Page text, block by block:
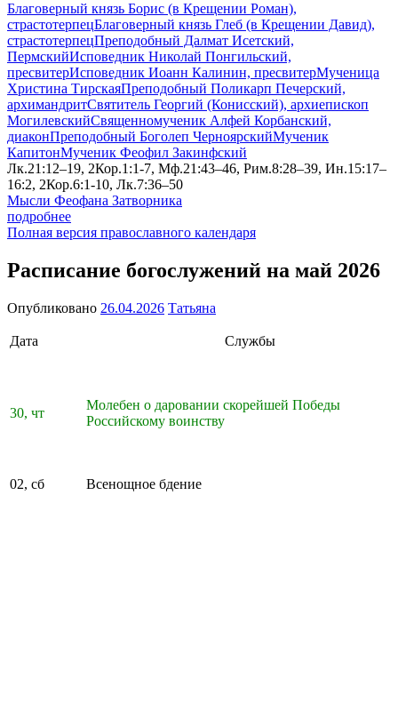
Благоверный князь Борис (в Крещении Роман),
страстотерпецБлаговерный князь Глеб (в Крещении Давид),
страстотерпецПреподобный Далмат Исетский,
ПермскийИсповедник Николай Понгильский,
пресвитерИсповедник Иоанн Калинин, пресвитерМученица
Христина ТирскаяПреподобный Поликарп Печерский,
архимандритСвятитель Георгий (Конисский), архиепископ
МогилевскийСвященномученик Алфей Корбанский,
диаконПреподобный Боголеп ЧерноярскийМученик
КапитонМученик Феофил Закинфский
Лк.21:12–19, 2Кор.1:1-7, Мф.21:43–46, Рим.8:28–39, Ин.15:17–
16:2, 2Кор.6:1-10, Лк.7:36–50
Мысли Феофана Затворника
подробнее
Полная версия православного календаря
Расписание богослужений на май 2026
Опубликовано 26.04.2026 Татьяна
Дата Службы
30, чт
Молебен о даровании скорейшей Победы
Российскому воинству
02, сб Всенощное бдение